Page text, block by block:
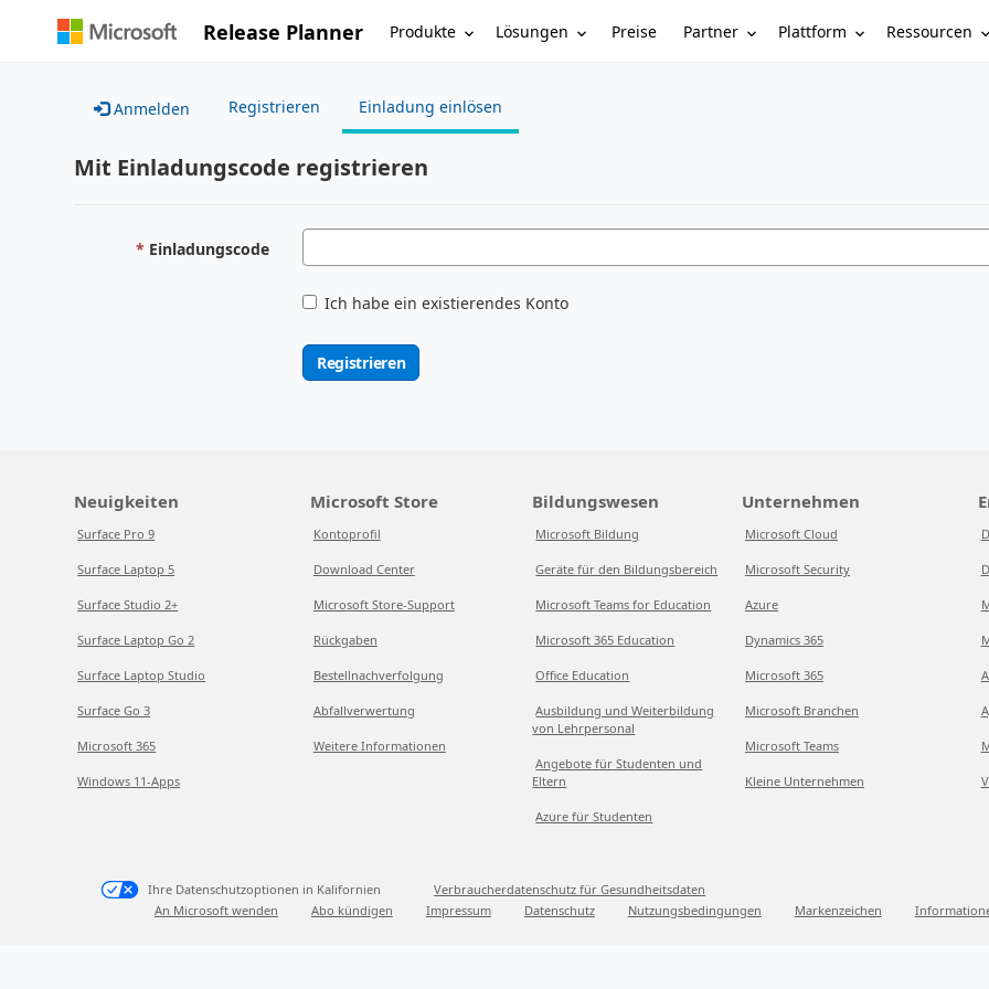
Release Planner Produkte Lösungen Preise Partner Plattform Ressourcen
Anmelden Registrieren Einladung einlösen
Mit Einladungscode registrieren
Einladungscode
Ich habe ein existierendes Konto
Registrieren
Neuigkeiten
Surface Pro 9
Surface Laptop 5
Surface Studio 2+
Surface Laptop Go 2
Surface Laptop Studio
Surface Go 3
Microsoft 365
Windows 11-Apps
Microsoft Store
Kontoprofil
Download Center
Microsoft Store-Support
Rückgaben
Bestellnachverfolgung
Abfallverwertung
Weitere Informationen
Bildungswesen
Microsoft Bildung
Geräte für den Bildungsbereich
Microsoft Teams for Education
Microsoft 365 Education
Office Education
Ausbildung und Weiterbildung
von Lehrpersonal
Angebote für Studenten und
Eltern
Azure für Studenten
Unternehmen
Microsoft Cloud
Microsoft Security
Azure
Dynamics 365
Microsoft 365
Microsoft Branchen
Microsoft Teams
Kleine Unternehmen
Ihre Datenschutzoptionen in Kalifornien
Verbraucherdatenschutz für Gesundheitsdaten
An Microsoft wenden
Abo kündigen Impressum Datenschutz Nutzungsbedingungen Markenzeichen